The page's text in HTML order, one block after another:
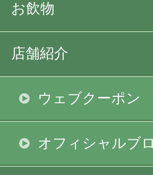
お飲物
店舗紹介
ウェブクーポン
オフィシャルブ